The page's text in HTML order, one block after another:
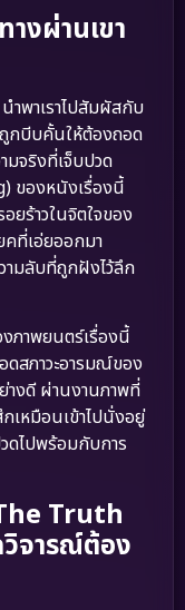
างผ่านเขา
นำพาเราไปสัมผัสกับ
กบีบคั้นให้ต้องถอด
จริงที่เจ็บปวด
ของหนังเรื่องนี้
ร้าวในจิตใจของ
คที่เอ่ยออกมา
มลับที่ถูกฝังไว้ลึก
ภาพยนตร์เรื่องนี้
ดสภาวะอารมณ์ของ
างดี ผ่านงานภาพที่
เหมือนเข้าไปนั่งอยู่
ดไปพร้อมกับการ
Truth
จารณ์ต้อง